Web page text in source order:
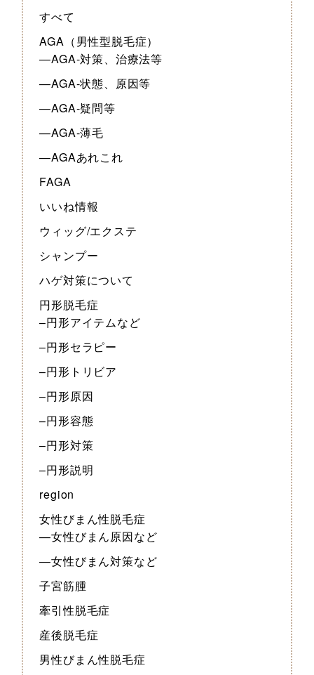
すべて
AGA（男性型脱毛症）
—AGA-対策、治療法等
—AGA-状態、原因等
—AGA-疑問等
—AGA-薄毛
—AGAあれこれ
FAGA
いいね情報
ウィッグ/エクステ
シャンプー
ハゲ対策について
円形脱毛症
–円形アイテムなど
–円形セラピー
–円形トリビア
–円形原因
–円形容態
–円形対策
–円形説明
region
女性びまん性脱毛症
—女性びまん原因など
—女性びまん対策など
子宮筋腫
牽引性脱毛症
産後脱毛症
男性びまん性脱毛症